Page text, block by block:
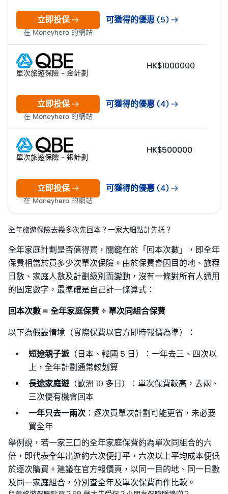
可獲得的優惠 (5)
立即投保
在 Moneyhero 的網站
單次旅遊保險 - 金計劃
HK$1000000
可獲得的優惠 (4)
立即投保
在 Moneyhero 的網站
單次旅遊保險 - 銀計劃
HK$500000
可獲得的優惠 (4)
立即投保
在 Moneyhero 的網站
全年旅遊保險去幾多次先回本？一家大細點計先抵？
全年家庭計劃是否值得買，關鍵在於「回本次數」，即全年
保費相當於買多少次單次保險。由於保費會因目的地、旅程
日數、家庭人數及計劃級別而變動，沒有一條對所有人通用
的固定數字，最準確是自己計一條算式：
回本次數 = 全年家庭保費 ÷ 單次同組合保費
以下為假設情境（實際保費以官方即時報價為準）：
短途親子遊（日本、韓國 5 日）：一年去三、四次以
上，全年計劃通常較划算
長途家庭遊（歐洲 10 多日）：單次保費較高，去兩、
三次便有機會回本
一年只去一兩次 ：逐次買單次計劃可能更省，未必要
買全年
舉例說，若一家三口的全年家庭保費約為單次同組合的六
倍，即代表全年出遊約六次便打平，六次以上平均成本便低
於逐次購買。建議在官方報價頁，以同一目的地、同一日數
及同一家庭組合，分別查全年及單次保費再作比較。